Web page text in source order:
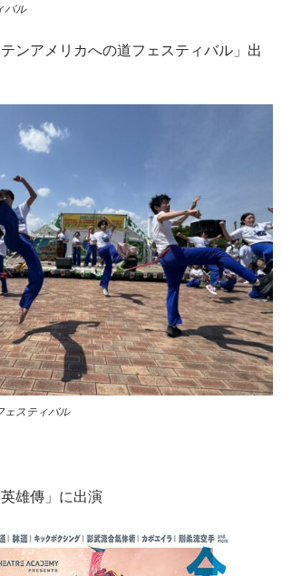
バル
ンアメリカへの道フェスティバル」出
ェスティバル
雄傳」に出演